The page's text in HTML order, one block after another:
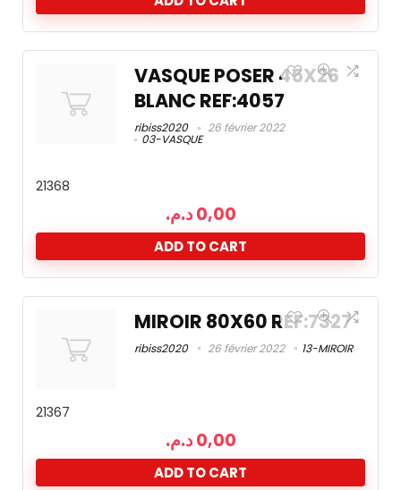
VASQUE POSER 45X26
BLANC REF:4057
ribiss2020 26 février 2022
03-VASQUE
21368
0,00 د.م.
ADD TO CART
MIROIR 80X60 REF:7327
ribiss2020 26 février 2022 13-MIROIR
21367
0,00 د.م.
ADD TO CART